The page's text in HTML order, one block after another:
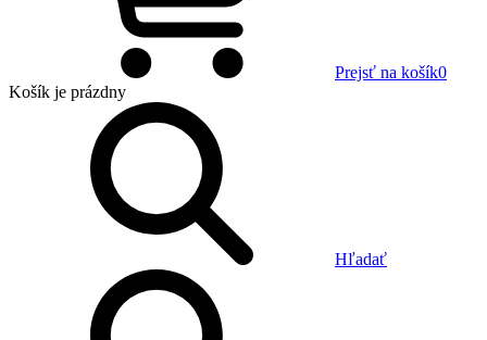
Prejsť na košík0
Košík je prázdny
Hľadať